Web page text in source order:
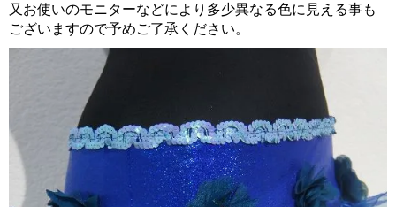
又お使いのモニターなどにより多少異なる色に見える事も
ございますので予めご了承ください。